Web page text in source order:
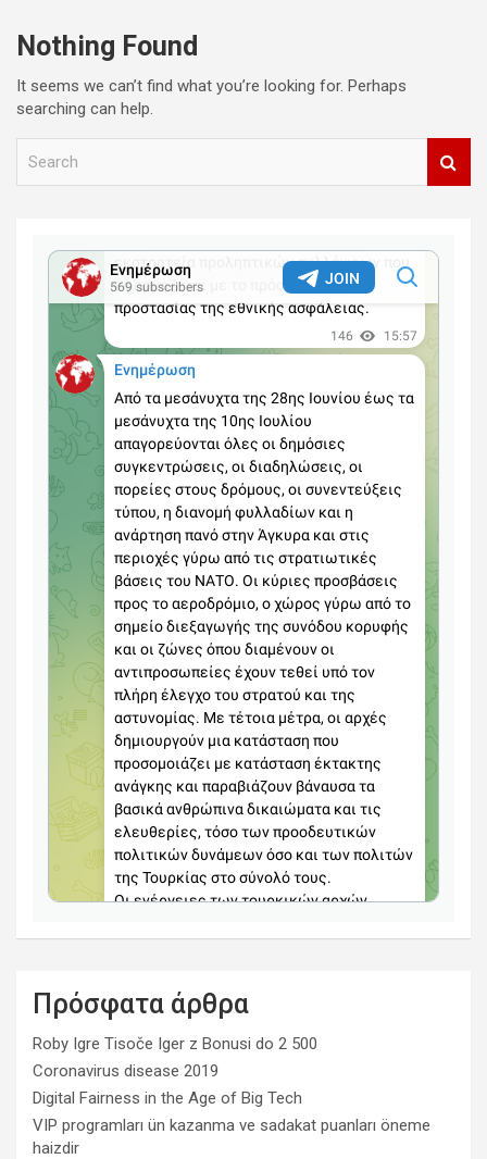
Nothing Found
It seems we can’t find what you’re looking for. Perhaps
searching can help.
Πρόσφατα άρθρα
Roby Igre Tisoče Iger z Bonusi do 2 500
Coronavirus disease 2019
Digital Fairness in the Age of Big Tech
VIP programları ün kazanma ve sadakat puanları öneme
haizdir